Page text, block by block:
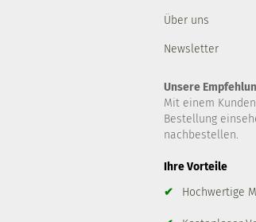
Über uns
Newsletter
Unsere
Mit einem
Bestellung
nachbestellen.
Ihre Vorteile
✔
Hochwertige